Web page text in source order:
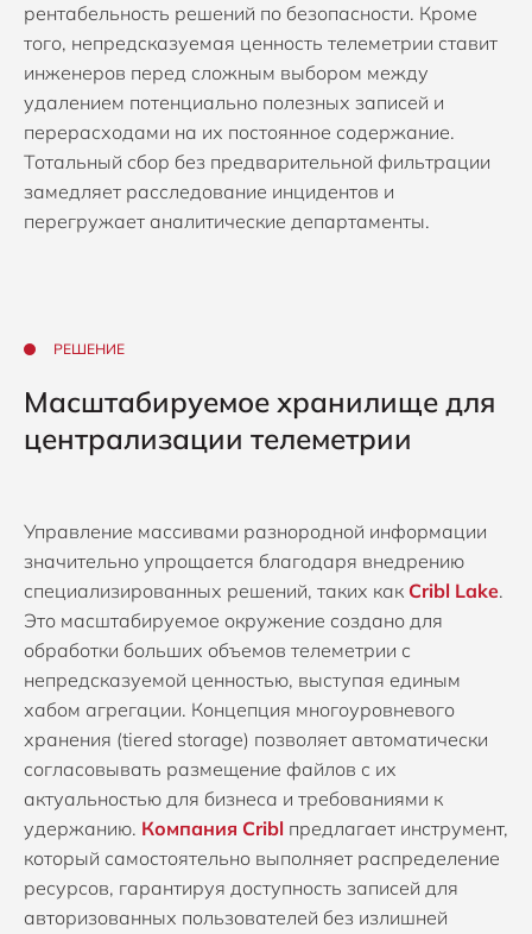
рентабельность решений по безопасности. Кроме
того, непредсказуемая ценность телеметрии ставит
инженеров перед сложным выбором между
удалением потенциально полезных записей и
перерасходами на их постоянное содержание.
Тотальный сбор без предварительной фильтрации
замедляет расследование инцидентов и
перегружает аналитические департаменты.
РЕШЕНИЕ
Масштабируемое хранилище для
централизации телеметрии
Управление массивами разнородной информации
значительно упрощается благодаря внедрению
специализированных решений, таких как Cribl Lake.
Это масштабируемое окружение создано для
обработки больших объемов телеметрии с
непредсказуемой ценностью, выступая единым
хабом агрегации. Концепция многоуровневого
хранения (tiered storage) позволяет автоматически
согласовывать размещение файлов с их
актуальностью для бизнеса и требованиями к
удержанию. Компания Cribl предлагает инструмент,
который самостоятельно выполняет распределение
ресурсов, гарантируя доступность записей для
авторизованных пользователей без излишней